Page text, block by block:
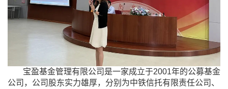
宝盈基金管理有限公司是一家成立于2001年的公募基金
公司，公司股东实力雄厚，分别为中铁信托有限责任公司、